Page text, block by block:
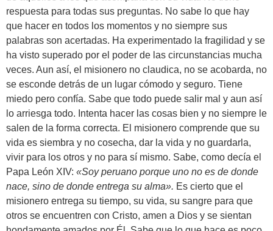
respuesta para todas sus preguntas. No sabe lo que hay
que hacer en todos los momentos y no siempre sus
palabras son acertadas. Ha experimentado la fragilidad y se
ha visto superado por el poder de las circunstancias mucha
veces. Aun así, el misionero no claudica, no se acobarda, no
se esconde detrás de un lugar cómodo y seguro. Tiene
miedo pero confía. Sabe que todo puede salir mal y aun así
lo arriesga todo. Intenta hacer las cosas bien y no siempre le
salen de la forma correcta. El misionero comprende que su
vida es siembra y no cosecha, dar la vida y no guardarla,
vivir para los otros y no para sí mismo. Sabe, como decía el
Papa León XIV: «Soy peruano porque uno no es de donde
nace, sino de donde entrega su alma». Es cierto que el
misionero entrega su tiempo, su vida, su sangre para que
otros se encuentren con Cristo, amen a Dios y se sientan